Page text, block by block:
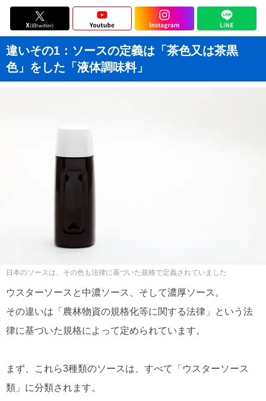
違いその1：ソースの定義は「茶色又は茶黒
色」をした「液体調味料」
日本のソースは、その色も法律に基づいた規格で定義されていました
ウスターソースと中濃ソース、そして濃厚ソース。
その違いは「農林物資の規格化等に関する法律」という法
律に基づいた規格によって定められています。
まず、これら3種類のソースは、すべて「ウスターソース
類」に分類されます。